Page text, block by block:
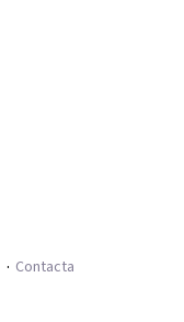
Contacta